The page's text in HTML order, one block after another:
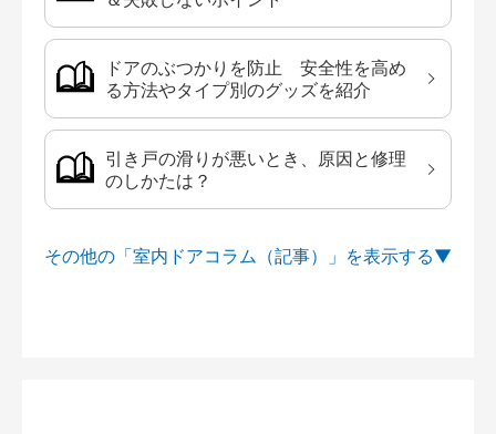
ドアのぶつかりを防止 安全性を高め
る方法やタイプ別のグッズを紹介
引き戸の滑りが悪いとき、原因と修理
のしかたは？
その他の「室内ドアコラム（記事）」を